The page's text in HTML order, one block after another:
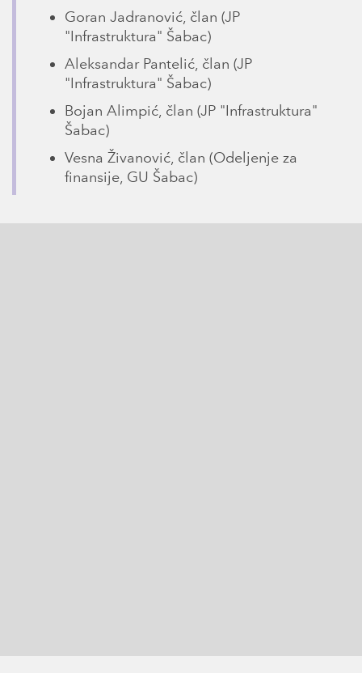
Goran Jadranović, član (JP
"Infrastruktura" Šabac)
Aleksandar Pantelić, član (JP
"Infrastruktura" Šabac)
Bojan Alimpić, član (JP "Infrastruktura"
Šabac)
Vesna Živanović, član (Odeljenje za
finansije, GU Šabac)